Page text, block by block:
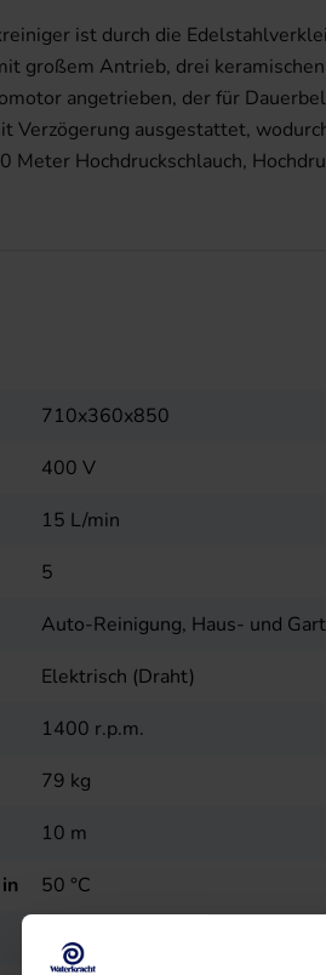
ist durch die
großem Antrieb, drei
angetrieben, der für
Verzögerung ausgestattet,
Meter Hochdruckschlauch,
710x360x850
400 V
15 L/min
5
Auto-Reinigung, Haus- und
Elektrisch (Draht)
1400 r.p.m.
79 kg
10 m
50 °C
200